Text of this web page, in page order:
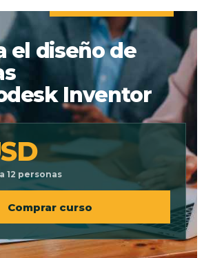
el diseño de
Inventor
12 personas
Comprar curso